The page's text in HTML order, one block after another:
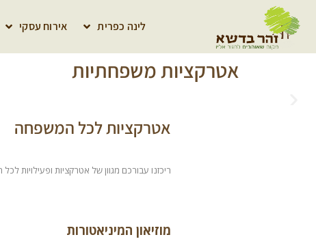
לינה כפרית אירוח עסקי
אטרקציות משפחתיות
אטרקציות לכל המשפחה
ריכזנו עבורכם מגוון של אטרקציות ופעילויות
מוזיאון המיניאטורות